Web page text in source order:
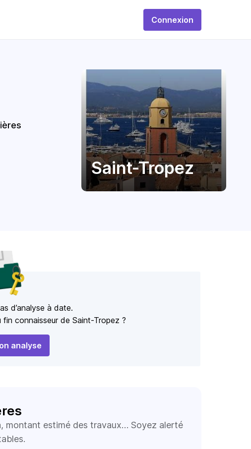
Connexion
Saint-Tropez
d’analyse à date.
connaisseur de Saint-Tropez ?
analyse
montant estimé des travaux… Soyez alerté